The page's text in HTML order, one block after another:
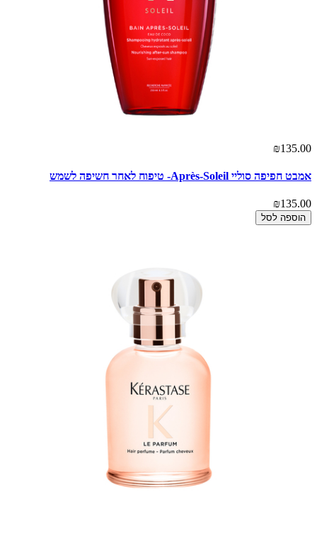
₪135.00
אמבט חפיפה סוליי Après-Soleil- טיפוח לאחר חשיפה לשמש
₪135.00
הוספה לסל